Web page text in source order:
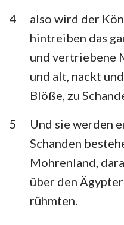
1 2 3
8
9 10
15
16 17
22
23 24
29
30 31
36
37 38
43
4
also wird der
hintreiben das
und vertriebene
und alt, nackt
Blöße, zu
5
Und sie werden
Schanden
Mohrenland,
über den
rühmten.